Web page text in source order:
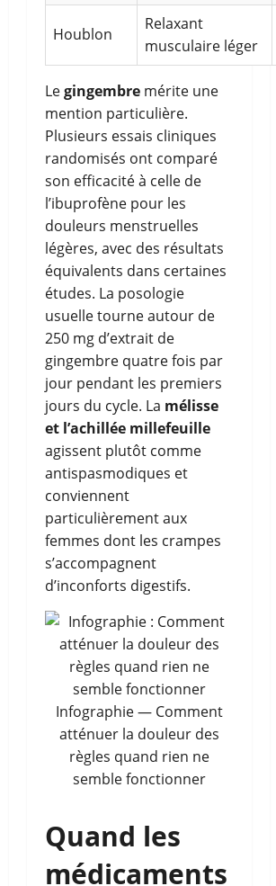
Houblon
Relaxant
musculaire léger
Legingembre mérite une
mention particulière.
Plusieurs essais cliniques
randomisés ont comparé
son efficacité à celle de
l’ibuprofène pour les
douleurs menstruelles
légères, avec des résultats
équivalents dans certaines
études. La posologie
usuelle tourne autour de
250 mg d’extrait de
gingembre quatre fois par
jour pendant les premiers
jours du cycle. La mélisse
et l’achillée millefeuille
agissent plutôt comme
antispasmodiques et
conviennent
particulièrement aux
femmes dont les crampes
s’accompagnent
d’inconforts digestifs.
Infographie — Comment
atténuer la douleur des
règles quand rien ne
semble fonctionner
Quand les
médicaments